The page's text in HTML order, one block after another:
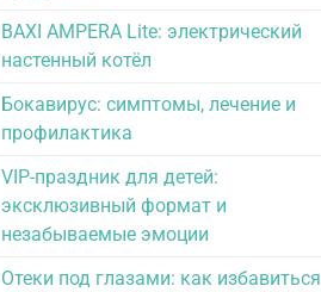
BAXI AMPERA Lite: электрический
настенный котёл
Бокавирус: симптомы, лечение и
профилактика
VIP-праздник для детей:
эксклюзивный формат и
незабываемые эмоции
Отеки под глазами: как избавиться